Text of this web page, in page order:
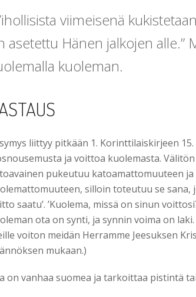
viimeisenä
asetettu Hänen jalkojen alle.”
kuoleman.
liittyy pitkään 1. Korinttilaiskirjeen
ja voittoa kuolemasta.
pukeutuu katoamattomuuteen
silloin toteutuu se sana,
saatu’. ’Kuolema, missä on sinun
ota on synti, ja synnin voima on
voiton meidän Herramme Jeesuksen
mukaan.)
on vanhaa suomea ja tarkoittaa pistintä